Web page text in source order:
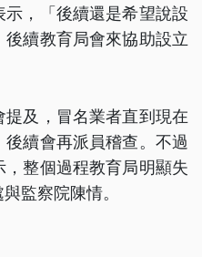
，「後續還是希望說設
續教育局會來協助設立
及，冒名業者直到現在
續會再派員稽查。不過
整個過程教育局明顯失
監察院陳情。